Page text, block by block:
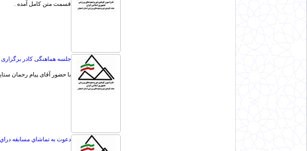
قسمت متن کامل آمده .
جلسه هماهنگی کادر برگزاری
با حضور آقای پيام رحمان
دعوت به تماشاي مسابقه